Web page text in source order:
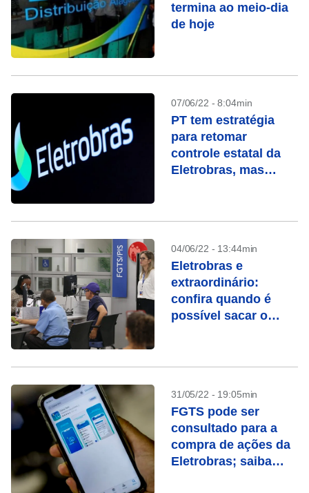
termina ao meio-dia
de hoje
07/06/22 - 8:04min
PT tem estratégia
para retomar
controle estatal da
Eletrobras, mas
04/06/22 - 13:44min
Eletrobras e
extraordinário:
confira quando é
possível sacar o
31/05/22 - 19:05min
FGTS pode ser
consultado para a
compra de ações da
Eletrobras; saiba